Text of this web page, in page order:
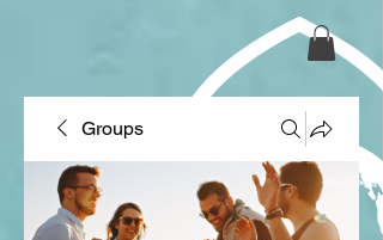
Groups